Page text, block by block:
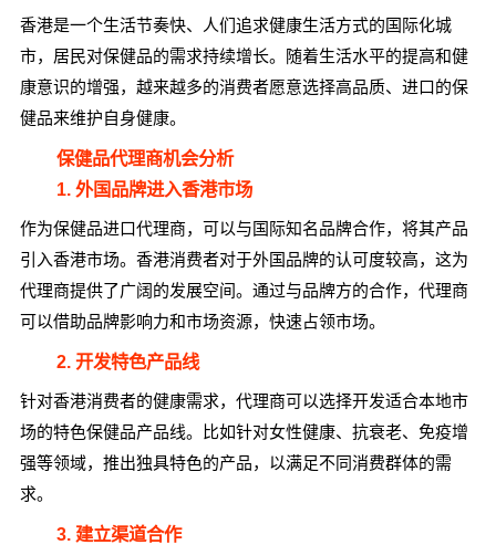
香港是一个生活节奏快、人们追求健康生活方式的国际化城
市，居民对保健品的需求持续增长。随着生活水平的提高和健
康意识的增强，越来越多的消费者愿意选择高品质、进口的保
健品来维护自身健康。
保健品代理商机会分析
1. 外国品牌进入香港市场
作为保健品进口代理商，可以与国际知名品牌合作，将其产品
引入香港市场。香港消费者对于外国品牌的认可度较高，这为
代理商提供了广阔的发展空间。通过与品牌方的合作，代理商
可以借助品牌影响力和市场资源，快速占领市场。
2. 开发特色产品线
针对香港消费者的健康需求，代理商可以选择开发适合本地市
场的特色保健品产品线。比如针对女性健康、抗衰老、免疫增
强等领域，推出独具特色的产品，以满足不同消费群体的需
求。
3. 建立渠道合作